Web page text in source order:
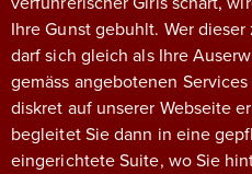
Ihre Gunst gebuhlt. Wer
darf sich gleich als Ihre
gemäss angebotenen
diskret auf unserer Webseite
begleitet Sie dann in eine
eingerichtete Suite, wo Sie